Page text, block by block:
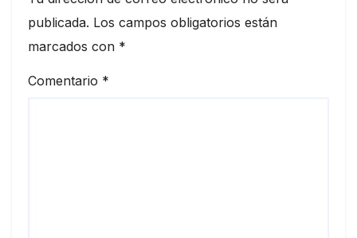
publicada. Los campos obligatorios están
marcados con *
Comentario *